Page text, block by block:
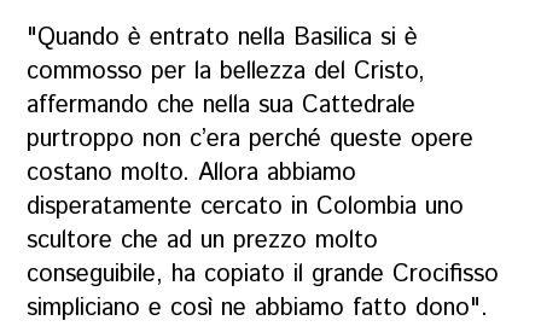
"Quando è entrato nella Basilica si è
commosso per la bellezza del Cristo,
affermando che nella sua Cattedrale
purtroppo non c’era perché queste opere
costano molto. Allora abbiamo
disperatamente cercato in Colombia uno
scultore che ad un prezzo molto
conseguibile, ha copiato il grande Crocifisso
simpliciano e così ne abbiamo fatto dono".